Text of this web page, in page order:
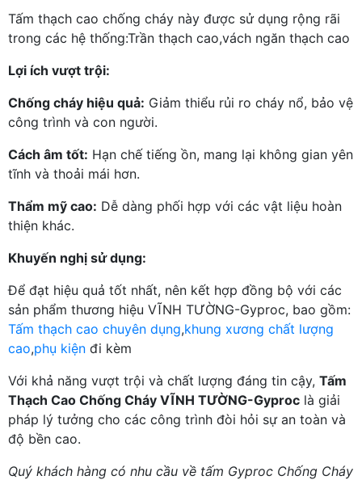
Tấm thạch cao chống cháy này được sử dụng rộng rãi
trong các hệ thống:Trần thạch cao,vách ngăn thạch cao
Lợi ích vượt trội:
Chống cháy hiệu quả: Giảm thiểu rủi ro cháy nổ, bảo vệ
công trình và con người.
Cách âm tốt: Hạn chế tiếng ồn, mang lại không gian yên
tĩnh và thoải mái hơn.
Thẩm mỹ cao: Dễ dàng phối hợp với các vật liệu hoàn
thiện khác.
Khuyến nghị sử dụng:
Để đạt hiệu quả tốt nhất, nên kết hợp đồng bộ với các
sản phẩm thương hiệu VĨNH TƯỜNG-Gyproc, bao gồm:
Tấm thạch cao chuyên dụng,khung xương chất lượng
cao,phụ kiện đi kèm
Với khả năng vượt trội và chất lượng đáng tin cậy, Tấm
Thạch Cao Chống Cháy VĨNH TƯỜNG-Gyproc là giải
pháp lý tưởng cho các công trình đòi hỏi sự an toàn và
độ bền cao.
Quý khách hàng có nhu cầu về tấm Gyproc Chống Cháy